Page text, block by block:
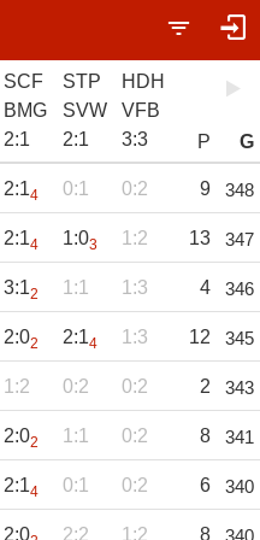
SCF
BMG
2:1
STP
SVW
2:1
HDH
VFB
3:3 P G
2:14 0:1 0:2 9 348
2:14 1:03 1:2 13 347
3:12 1:1 1:3 4 346
2:02 2:14 1:3 12 345
1:2 0:2 0:2 2 343
2:02 1:1 0:2 8 341
2:14 0:1 0:2 6 340
2:0 2:2 1:2 8